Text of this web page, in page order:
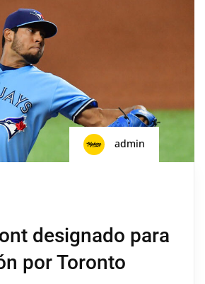
admin
designado para
por Toronto